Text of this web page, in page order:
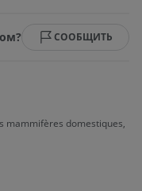
СООБЩИТЬ
mammifères domestiques,